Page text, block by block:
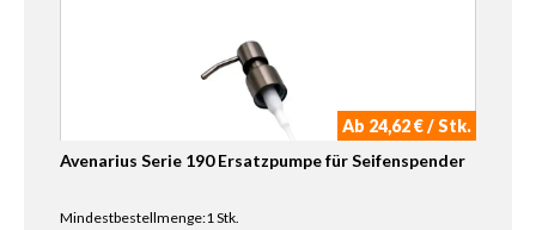
Ab 24,62 € / Stk.
Avenarius Serie 190 Ersatzpumpe für Seifenspender
Mindestbestellmenge:1 Stk.